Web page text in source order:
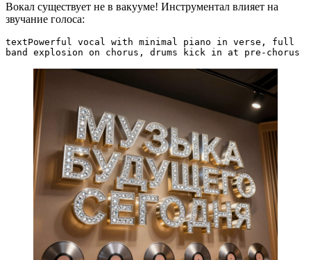
Вокал существует не в вакууме! Инструментал влияет на
звучание голоса:
textPowerful vocal with minimal piano in verse, full
band explosion on chorus, drums kick in at pre-chorus